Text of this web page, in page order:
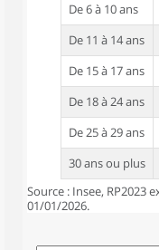
De 6 à 10 ans
De 11 à 14 ans
De 15 à 17 ans
De 18 à 24 ans
De 25 à 29 ans
30 ans ou plus
Source : Insee, RP2023
01/01/2026.